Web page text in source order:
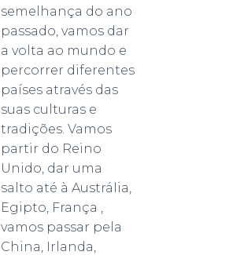
semelhança do ano
passado, vamos dar
a volta ao mundo e
percorrer diferentes
países através das
suas culturas e
tradições. Vamos
partir do Reino
Unido, dar uma
salto até à Austrália,
Egipto, França ,
vamos passar pela
China, Irlanda,